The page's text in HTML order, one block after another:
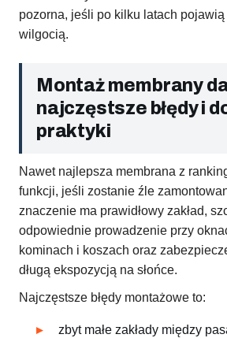
pozorna, jeśli po kilku latach
wilgocią.
Montaż membrany
najczęstsze błędy i
praktyki
Nawet najlepsza membrana z
funkcji, jeśli zostanie źle
znaczenie ma prawidłowy zakład,
odpowiednie prowadzenie przy
kominach i koszach oraz
długą ekspozycją na słońce.
Najczęstsze błędy montażowe to:
zbyt małe zakłady między